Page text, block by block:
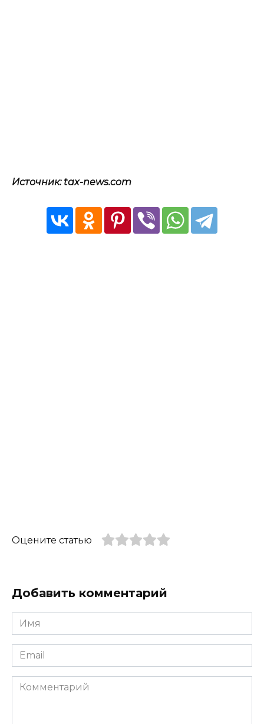
Источник: tax-news.com
Оцените статью
Добавить комментарий
Имя
*
Email
*
Комментарий